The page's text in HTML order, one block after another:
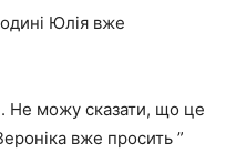
Юлія вже
Не можу сказати, що це
вже просить ”